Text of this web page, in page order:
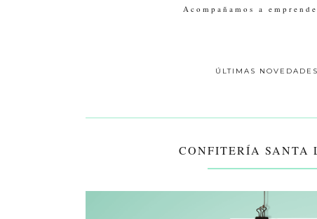
Acompañamos a
ÚLTIMAS NOVEDADES
CONFITERÍA SANTA